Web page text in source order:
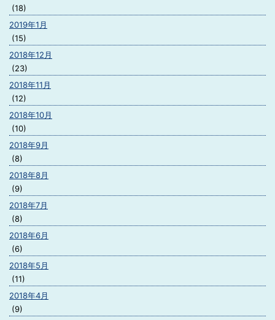
(18)
2019年1月
(15)
2018年12月
(23)
2018年11月
(12)
2018年10月
(10)
2018年9月
(8)
2018年8月
(9)
2018年7月
(8)
2018年6月
(6)
2018年5月
(11)
2018年4月
(9)